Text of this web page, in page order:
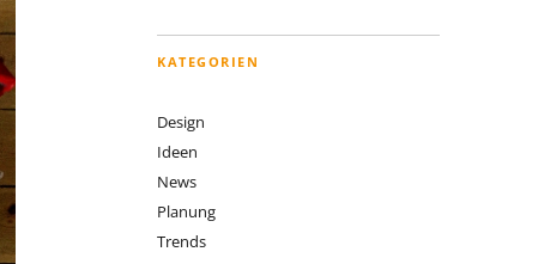
KATEGORIEN
Design
Ideen
News
Planung
Trends